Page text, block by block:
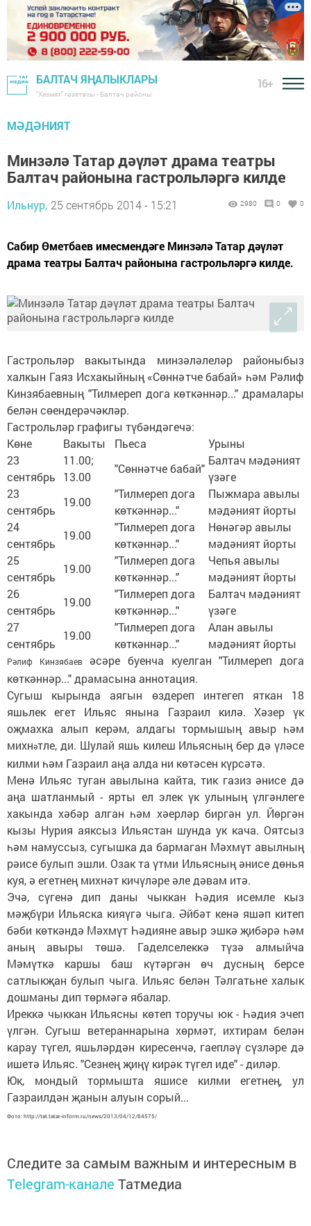
БАЛТАЧ ЯҢАЛЫКЛАРЫ
"Хезмәт" газетасы - Балтач районы
16+
МӘДӘНИЯТ
Минзәлә Татар дәүләт драма театры
Балтач районына гастрольләргә килде
Ильнур, 25 сентябрь 2014 - 15:21 2980 0 0
Сабир Өметбаев имесмендәге Минзәлә Татар дәүләт
драма театры Балтач районына гастрольләргә килде.
Гастрольләр вакытында минзәләлеләр районыбыз
халкын Гаяз Исхакыйның «Сөннәтче бабай» һәм Рәлиф
Кинзябаевның "Тилмереп дога көткәннәр..." драмалары
белән сөендерәчәкләр.
Гастрольләр графигы түбәндәгечә:
Көне
Вакыты Пьеса
Урыны
23
сентябрь
11.00;
13.00
"Сөннәтче бабай"
Балтач мәдәният
үзәге
23
сентябрь
19.00
"Тилмереп дога
көткәннәр..."
Пыжмара авылы
мәдәният йорты
24
сентябрь
19.00
"Тилмереп дога
көткәннәр..."
Нөнәгәр авылы
мәдәният йорты
25
сентябрь
19.00
"Тилмереп дога
көткәннәр..."
Чепья авылы
мәдәният йорты
26
сентябрь
19.00
"Тилмереп дога
көткәннәр..."
Балтач мәдәният
үзәге
27
сентябрь
19.00
"Тилмереп дога
көткәннәр..."
Алан авылы
мәдәният йорты
Рәлиф Кинзябаев
әсәре буенча куелган "Тилмереп дога
көткәннәр..." драмасына аннотация.
Сугыш кырында аягын өздереп интегеп яткан 18
яшьлек егет Ильяс янына Газраил килә. Хәзер үк
оҗмахка алып керәм, алдагы тормышың авыр һәм
михнәтле, ди. Шулай яшь килеш Ильясның бер дә үләсе
килми һәм Газраил аңа алда ни көтәсен күрсәтә.
Менә Ильяс туган авылына кайта, тик газиз әнисе дә
аңа шатланмый - ярты ел элек үк улының үлгәнлеге
хакында хәбәр алган һәм хәерләр биргән ул. Йөргән
кызы Нурия аяксыз Ильястан шунда ук кача. Оятсыз
һәм намуссыз, сугышка да бармаган Мәхмүт авылның
рәисе булып эшли. Озак та үтми Ильясның әнисе дөнья
куя, ә егетнең михнәт кичүләре әле дәвам итә.
Эчә, сүгенә дип даны чыккан Һәдия исемле кыз
мәҗбүри Ильяска кияүгә чыга. Әйбәт кенә яшәп китеп
бәби көткәндә Мәхмүт Һәдияне авыр эшкә җибәрә һәм
аның авыры төшә. Гаделселеккә түзә алмыйча
Мәмүткә каршы баш күтәргән өч дусның берсе
сатлыкҗан булып чыга. Ильяс белән Тәлгатьне халык
дошманы дип төрмәгә ябалар.
Иреккә чыккан Ильясны көтеп торучы юк - Һәдия эчеп
үлгән. Сугыш ветераннарына хөрмәт, ихтирам белән
карау түгел, яшьләрдән киресенчә, гаепләү сүзләре дә
ишетә Ильяс. "Сезнең җиңү кирәк түгел иде" - диләр.
Юк, мондый тормышта яшисе килми егетнең, ул
Газраилдән җанын алуын сорый...
Фото: http://tat.tatar-inform.ru/news/2013/04/12/84575/
Следите за самым важным и интересным в
Telegram-канале Татмедиа